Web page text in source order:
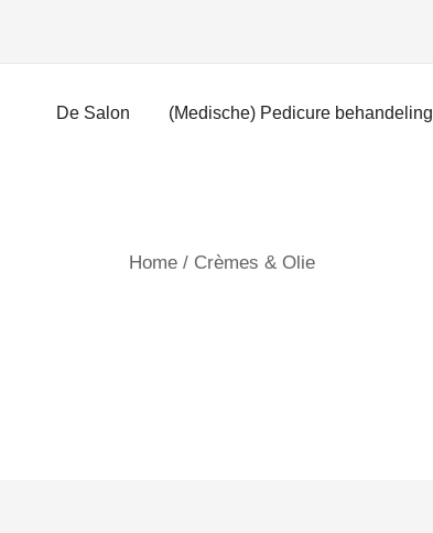
De Salon (Medische) Pedicure behandeling
Home / Crèmes & Olie